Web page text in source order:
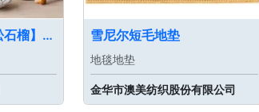
有谷窑进口【细市松石榴】陶瓷餐具 雪尼尔短毛地垫
地毯地垫
金华市澳美纺织股份有限公司